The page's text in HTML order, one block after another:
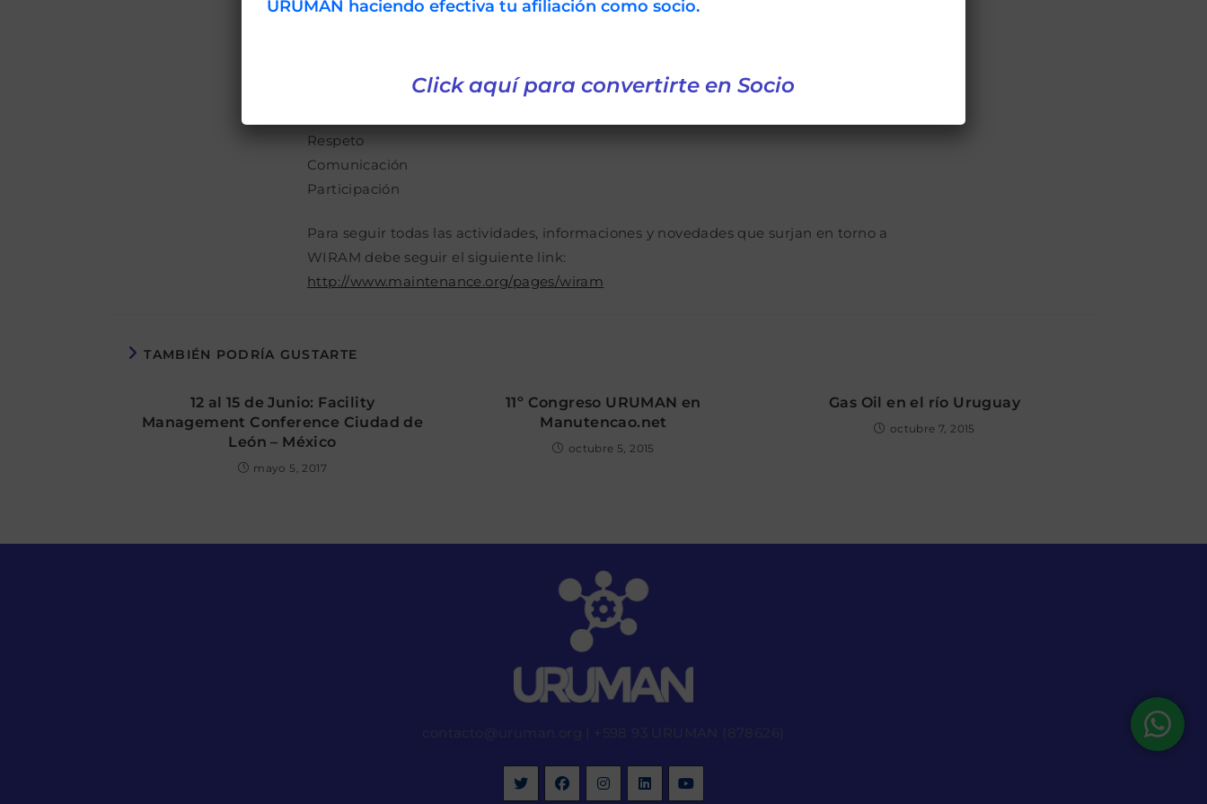
Respeto
Comunicación
Participación
Para seguir todas las actividades, informaciones y novedades que surjan en torno a
WIRAM debe seguir el siguiente link:
http://www.maintenance.org/pages/wiram
TAMBIÉN PODRÍA GUSTARTE
12 al 15 de Junio: Facility
Management Conference Ciudad de
León – México
mayo 5, 2017
11º Congreso URUMAN en
Manutencao.net
octubre 5, 2015
Gas Oil en el río Uruguay
octubre 7, 2015
URUMAN haciendo efectiva tu afiliación como socio.
Click aquí para convertirte en Socio